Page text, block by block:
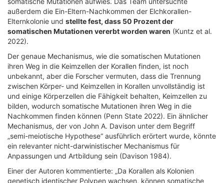
außerdem die Ein-Eltern-Nachkommen der Elchkorallen-
Elternkolonie und stellte fest, dass 50 Prozent der
somatischen Mutationen vererbt worden waren (Kuntz et al.
2022).
Der genaue Mechanismus, wie die somatischen Mutationen
ihren Weg in die Keimzellen der Korallen finden, ist noch
unbekannt, aber die Forscher vermuten, dass die Trennung
zwischen Körper- und Keimzellen in Korallen unvollständig ist
und einige Körperzellen die Fähigkeit behalten, Keimzellen zu
bilden, wodurch somatische Mutationen ihren Weg in die
Nachkommen finden können (Penn State 2022). Ein ähnlicher
Mechanismus, der von John A. Davison unter dem Begriff
„semi-meiotische Hypothese“ ausführlich erörtert wurde, könnte
ein relevanter nicht-darwinistischer Mechanismus für
Anpassungen und Artbildung sein (Davison 1984).
Einer der Autoren kommentierte: „Da Korallen als Kolonien
genetisch identischer Polypen wachsen, können somatische